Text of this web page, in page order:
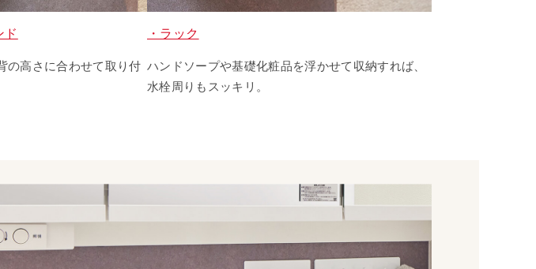
ド
の高さに合わせて取り付
・ラック
ハンドソープや基礎化粧品を浮かせて収納すれば、
水栓周りもスッキリ。